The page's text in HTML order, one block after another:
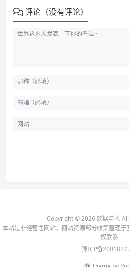
评论（没有评论）
Copyright © 2026 数据与人
本站是非经营性网站，网站资源部分收集整理于
权联系
豫ICP备